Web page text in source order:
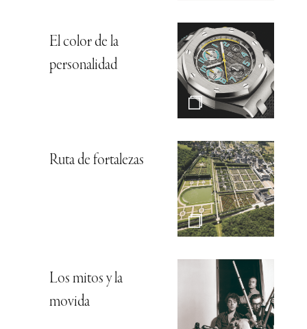
El color de la
personalidad
Ruta de fortalezas
Los mitos y la
movida